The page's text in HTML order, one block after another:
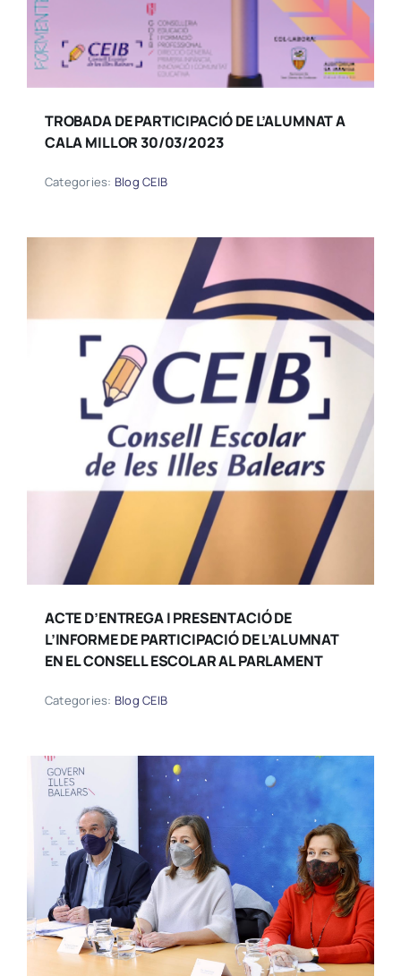
TROBADA DE PARTICIPACIÓ DE L’ALUMNAT A
CALA MILLOR 30/03/2023
Categories: Blog CEIB
ACTE D’ENTREGA I PRESENTACIÓ DE
L’INFORME DE PARTICIPACIÓ DE L’ALUMNAT
EN EL CONSELL ESCOLAR AL PARLAMENT
Categories: Blog CEIB